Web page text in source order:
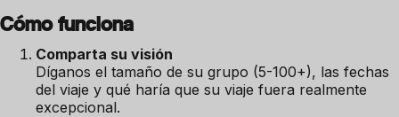
Cómo funciona
Comparta su visión
Díganos el tamaño de su grupo (5-100+), las fechas
del viaje y qué haría que su viaje fuera realmente
excepcional.